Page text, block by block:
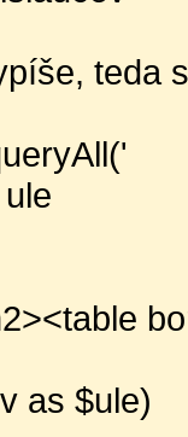
teda
as $ule)